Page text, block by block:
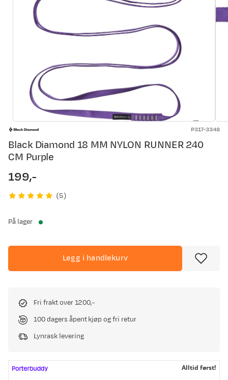
P317-3348
Black Diamond 18 MM NYLON RUNNER 240
CM Purple
price
199,-
(5)
På lager
Legg i handlekurv
Fri frakt over 1200,-
100 dagers åpent kjøp og fri retur
Lynrask levering
Alltid først!